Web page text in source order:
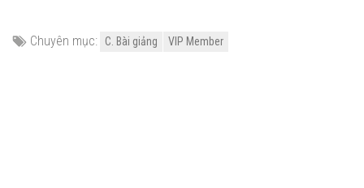
Chuyên mục: C. Bài giảng VIP Member